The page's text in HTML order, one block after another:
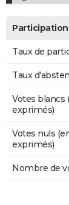
Bricolage
Television
Taux de
Taux
Votes blancs
exprimés)
Votes nuls
exprimés)
Nombre de